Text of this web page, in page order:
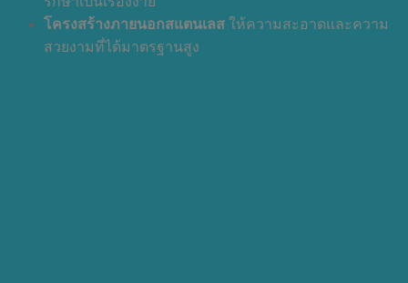
โครงสร้างภายนอกสแตนเลส ให้ความสะอาดและความ
สวยงามที่ได้มาตรฐานสูง